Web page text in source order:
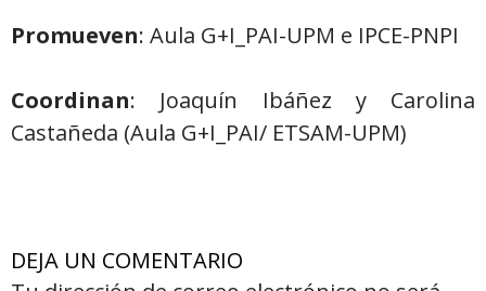
Promueven: Aula G+I_PAI-UPM e IPCE-PNPI
Coordinan: Joaquín Ibáñez y Carolina
Castañeda (Aula G+I_PAI/ ETSAM-UPM)
DEJA UN COMENTARIO